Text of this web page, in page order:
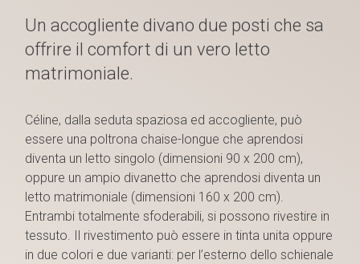
Un accogliente divano due posti che sa
offrire il comfort di un vero letto
matrimoniale.
Céline, dalla seduta spaziosa ed accogliente, può
essere una poltrona chaise-longue che aprendosi
diventa un letto singolo (dimensioni 90 x 200 cm),
oppure un ampio divanetto che aprendosi diventa un
letto matrimoniale (dimensioni 160 x 200 cm).
Entrambi totalmente sfoderabili, si possono rivestire in
tessuto. Il rivestimento può essere in tinta unita oppure
in due colori e due varianti: per l’esterno dello schienale